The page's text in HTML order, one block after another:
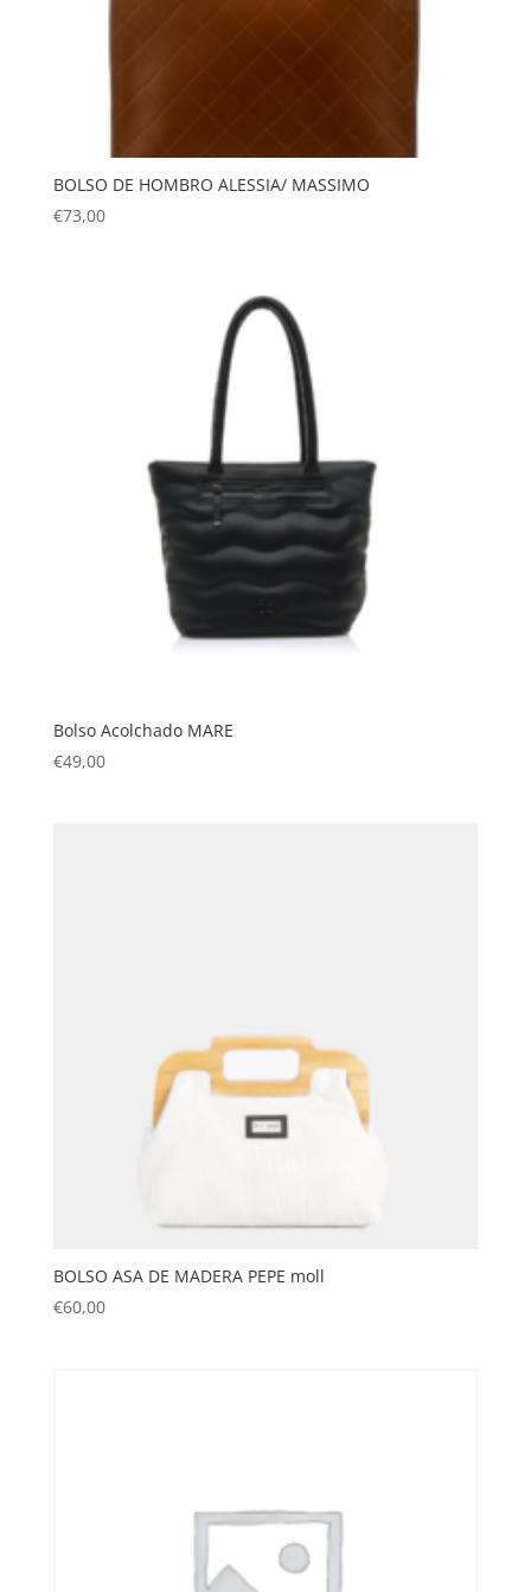
BOLSO DE HOMBRO ALESSIA/ MASSIMO
€73,00
Bolso Acolchado MARE
€49,00
BOLSO ASA DE MADERA PEPE moll
€60,00